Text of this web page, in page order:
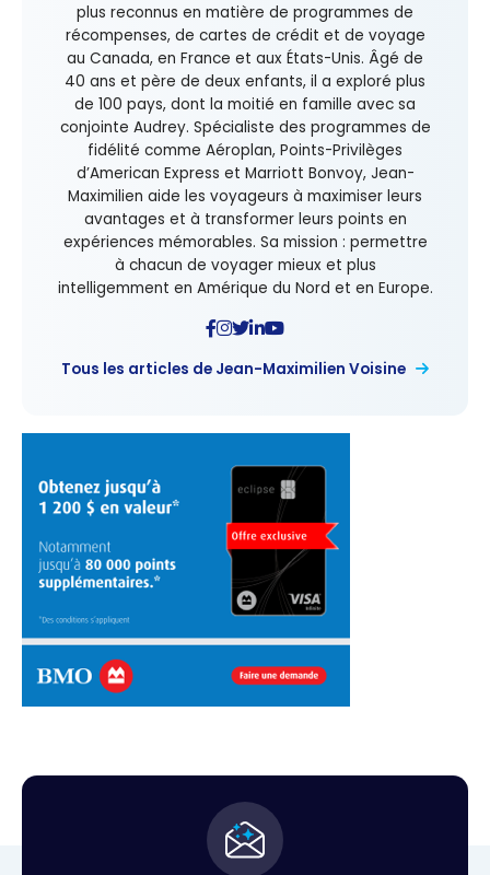
plus reconnus en matière de programmes de
récompenses, de cartes de crédit et de voyage
au Canada, en France et aux États-Unis. Âgé de
40 ans et père de deux enfants, il a exploré plus
de 100 pays, dont la moitié en famille avec sa
conjointe Audrey. Spécialiste des programmes de
fidélité comme Aéroplan, Points-Privilèges
d’American Express et Marriott Bonvoy, Jean-
Maximilien aide les voyageurs à maximiser leurs
avantages et à transformer leurs points en
expériences mémorables. Sa mission : permettre
à chacun de voyager mieux et plus
intelligemment en Amérique du Nord et en Europe.
Tous les articles de Jean-Maximilien Voisine